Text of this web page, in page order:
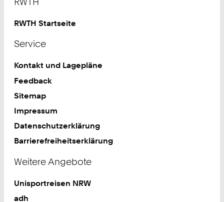
RWTH Startseite
Service
Kontakt und Lagepläne
Feedback
Sitemap
Impressum
Datenschutzerklärung
Barrierefreiheitserklärung
Weitere Angebote
Unisportreisen NRW
adh